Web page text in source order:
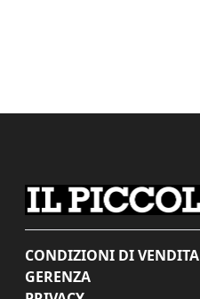
CONDIZIONI DI VENDITA
GERENZA